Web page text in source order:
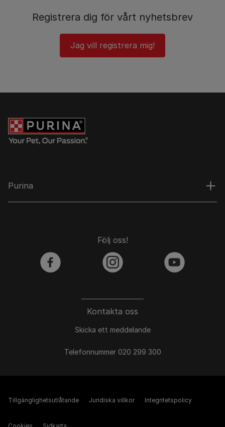
Registrera dig för vårt nyhetsbrev
Jag vill registrera mig!
Purina
Kontakta oss
Skicka ett meddelande
Telefonnummer 020 299 300
Följ oss!
facebook instagram youtube
Tillgänglighetsutlåtande Juridiska villkor Integritetspolicy